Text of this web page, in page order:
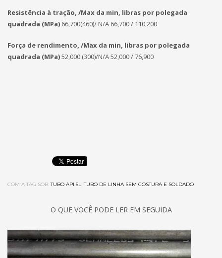
Resistência à tração, /Max da min, libras por polegada
quadrada (MPa) 66,700(460)/ N/A 66,700 / 110,200
Força de rendimento, /Max da min, libras por polegada
quadrada (MPa)52,000 (300)/N/A52,000 / 76,900
COM A TAG SOB: TUBO API 5L,TUBO DE LINHA SEM COSTURA E SOLDADO
O QUE VOCÊ PODE LER EM SEGUIDA